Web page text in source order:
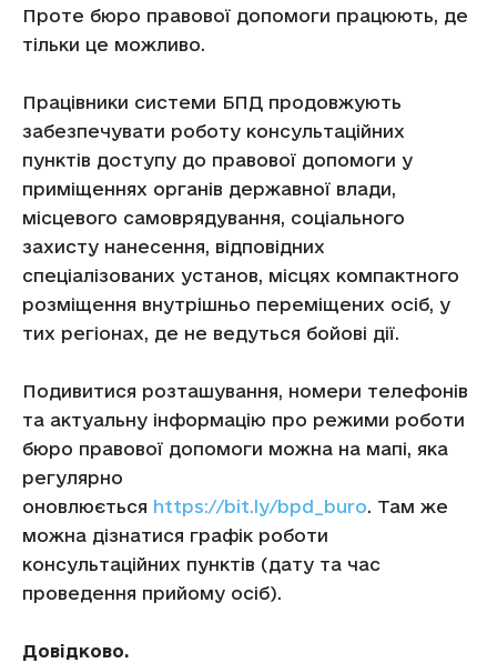
Проте бюро правової допомоги працюють, де
тільки це можливо.
Працівники системи БПД продовжують
забезпечувати роботу консультаційних
пунктів доступу до правової допомоги у
приміщеннях органів державної влади,
місцевого самоврядування, соціального
захисту нанесення, відповідних
спеціалізованих установ, місцях компактного
розміщення внутрішньо переміщених осіб, у
тих регіонах, де не ведуться бойові дії.
Подивитися розташування, номери телефонів
та актуальну інформацію про режими роботи
бюро правової допомоги можна на мапі, яка
регулярно
оновлюється https://bit.ly/bpd_buro. Там же
можна дізнатися графік роботи
консультаційних пунктів (дату та час
проведення прийому осіб).
Довідково.